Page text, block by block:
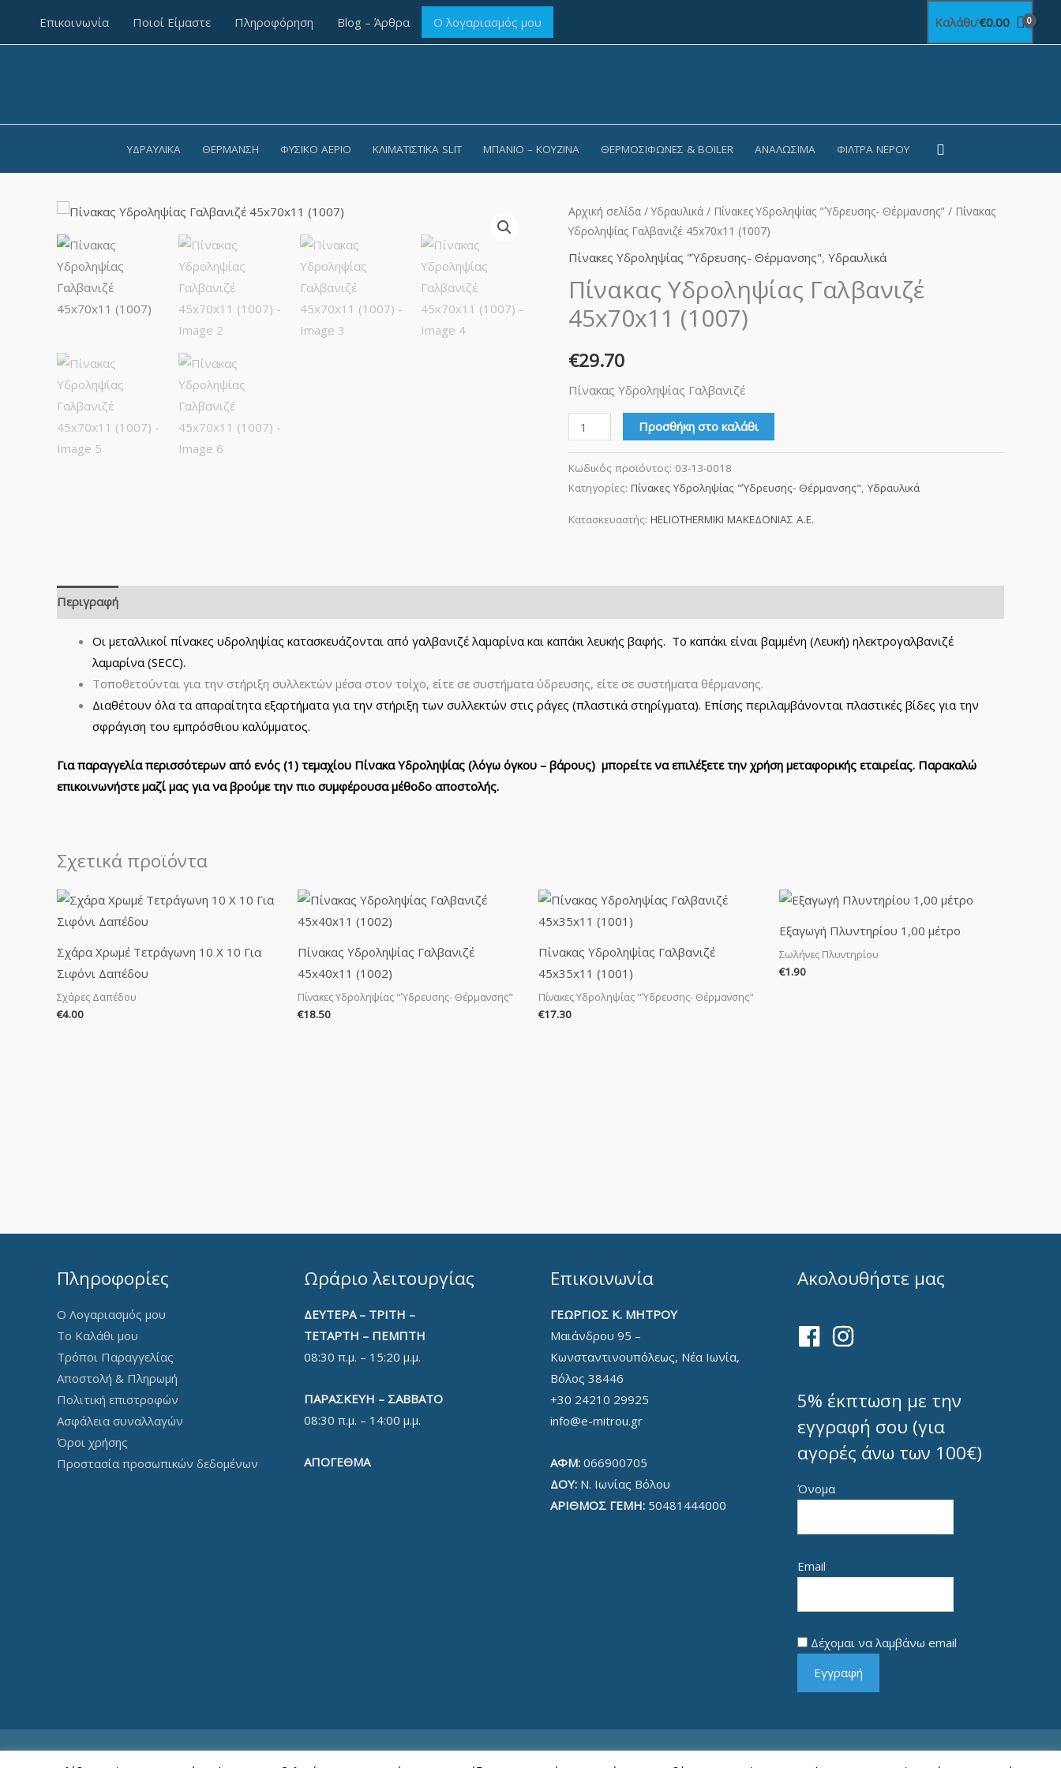
Επικοινωνία Ποιοί Είμαστε Πληροφόρηση Blog – Άρθρα Ο λογαριασμός μου Καλάθι/€0.00
ΥΔΡΑΥΛΙΚΆ ΘΈΡΜΑΝΣΗ ΦΥΣΙΚΌ ΑΈΡΙΟ ΚΛΙΜΑΤΙΣΤΙΚΆ SLIT ΜΠΆΝΙΟ – ΚΟΥΖΊΝΑ ΘΕΡΜΟΣΊΦΩΝΕΣ & BOILER ΑΝΑΛΏΣΙΜΑ ΦΊΛΤΡΑ ΝΕΡΟΎ Αναζήτηση
Αρχική σελίδα /Υδραυλικά / Πίνακες Υδροληψίας "Ύδρευσης- Θέρμανσης" / Πίνακας
Υδροληψίας Γαλβανιζέ 45x70x11 (1007)
Πίνακες Υδροληψίας "Ύδρευσης- Θέρμανσης", Υδραυλικά
Πίνακας Υδροληψίας Γαλβανιζέ
45x70x11 (1007)
€29.70
Πίνακας Υδροληψίας Γαλβανιζέ
Πίνακας
Υδροληψίας
Γαλβανιζέ
(1007)
ποσότητα
Προσθήκη στο καλάθι
Κωδικός προϊόντος: 03-13-0018
Κατηγορίες: Πίνακες Υδροληψίας "Ύδρευσης- Θέρμανσης", Υδραυλικά
Κατασκευαστής: HELIOTHERMIKI ΜΑΚΕΔΟΝΙΑΣ Α.Ε.
Περιγραφή
Οι μεταλλικοί πίνακες υδροληψίας κατασκευάζονται από γαλβανιζέ λαμαρίνα και καπάκι λευκής βαφής. Το καπάκι είναι βαμμένη (Λευκή) ηλεκτρογαλβανιζέ
λαμαρίνα (SECC).
Τοποθετούνται για την στήριξη συλλεκτών μέσα στον τοίχο, είτε σε συστήματα ύδρευσης, είτε σε συστήματα θέρμανσης.
Διαθέτουν όλα τα απαραίτητα εξαρτήματα για την στήριξη των συλλεκτών στις ράγες (πλαστικά στηρίγματα). Επίσης περιλαμβάνονται πλαστικές βίδες για την
σφράγιση του εμπρόσθιου καλύμματος.
Για παραγγελία περισσότερων από ενός (1) τεμαχίου Πίνακα Υδροληψίας (λόγω όγκου – βάρους) μπορείτε να επιλέξετε την χρήση μεταφορικής εταιρείας. Παρακαλώ
επικοινωνήστε μαζί μας για να βρούμε την πιο συμφέρουσα μέθοδο αποστολής.
Σχετικά προϊόντα
Σχάρα Χρωμέ Τετράγωνη 10 Χ 10 Για
Σιφόνι Δαπέδου
Σχάρες Δαπέδου
€4.00
Πίνακας Υδροληψίας Γαλβανιζέ
45x40x11 (1002)
Πίνακες Υδροληψίας "Ύδρευσης- Θέρμανσης"
€18.50
Πίνακας Υδροληψίας Γαλβανιζέ
45x35x11 (1001)
Πίνακες Υδροληψίας "Ύδρευσης- Θέρμανσης"
€17.30
Εξαγωγή Πλυντηρίου 1,00 μέτρο
Σωλήνες Πλυντηρίου
€1.90
Πληροφορίες
Ο Λογαριασμός μου
Το Καλάθι μου
Τρόποι Παραγγελίας
Αποστολή & Πληρωμή
Πολιτική επιστροφών
Ασφάλεια συναλλαγών
Όροι χρήσης
Προστασία προσωπικών δεδομένων
Ωράριο λειτουργίας
ΔΕΥΤΕΡΑ – ΤΡΙΤΗ –
ΤΕΤΑΡΤΗ – ΠΕΜΠΤΗ
08:30 π.μ. – 15:20 μ.μ.
ΠΑΡΑΣΚΕΥΗ – ΣΑΒΒΑΤΟ
08:30 π.μ. – 14:00 μ.μ.
ΑΠΟΓΕΘΜΑ
Επικοινωνία
ΓΕΩΡΓΙΟΣ Κ. ΜΗΤΡΟΥ
Μαιάνδρου 95 –
Κωνσταντινουπόλεως, Νέα Ιωνία,
Βόλος 38446
+30 24210 29925
info@e-mitrou.gr
ΑΦΜ: 066900705
ΔΟΥ: Ν. Ιωνίας Βόλου
ΑΡΙΘΜΟΣ ΓΕΜΗ: 50481444000
Ακολουθήστε μας
5% έκπτωση με την
εγγραφή σου (για
αγορές άνω των 100€)
Όνομα
Email
Δέχομαι να λαμβάνω email
Εγγραφή
Copyright © 2026 Γεώργιος Κ. Μήτρου